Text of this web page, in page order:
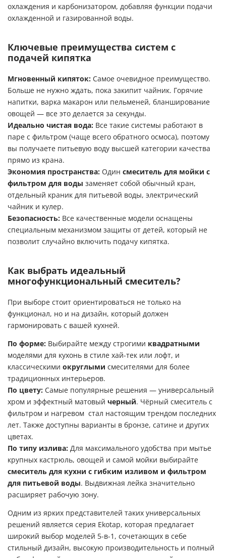
охлаждения и карбонизатором, добавляя функции подачи
охлажденной и газированной воды.
Ключевые преимущества систем с
подачей кипятка
Мгновенный кипяток: Самое очевидное преимущество.
Больше не нужно ждать, пока закипит чайник. Горячие
напитки, варка макарон или пельменей, бланширование
овощей — все это делается за секунды.
Идеально чистая вода: Все такие системы работают в
паре с фильтром (чаще всего обратного осмоса), поэтому
вы получаете питьевую воду высшей категории качества
прямо из крана.
Экономия пространства: Один смеситель для мойки с
фильтром для воды заменяет собой обычный кран,
отдельный краник для питьевой воды, электрический
чайник и кулер.
Безопасность: Все качественные модели оснащены
специальным механизмом защиты от детей, который не
позволит случайно включить подачу кипятка.
Как выбрать идеальный
многофункциональный смеситель?
При выборе стоит ориентироваться не только на
функционал, но и на дизайн, который должен
гармонировать с вашей кухней.
По форме: Выбирайте между строгими квадратными
моделями для кухонь в стиле хай-тек или лофт, и
классическими округлыми смесителями для более
традиционных интерьеров.
По цвету: Самые популярные решения — универсальный
хром и эффектный матовый черный. Чёрный смеситель с
фильтром и нагревом стал настоящим трендом последних
лет. Также доступны варианты в бронзе, сатине и других
цветах.
По типу излива: Для максимального удобства при мытье
крупных кастрюль, овощей и самой мойки выбирайте
смеситель для кухни с гибким изливом и фильтром
для питьевой воды. Выдвижная лейка значительно
расширяет рабочую зону.
Одним из ярких представителей таких универсальных
решений является серия Ekotap, которая предлагает
широкий выбор моделей 5-в-1, сочетающих в себе
стильный дизайн, высокую производительность и полный